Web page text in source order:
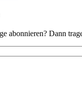
abonnieren? Dann